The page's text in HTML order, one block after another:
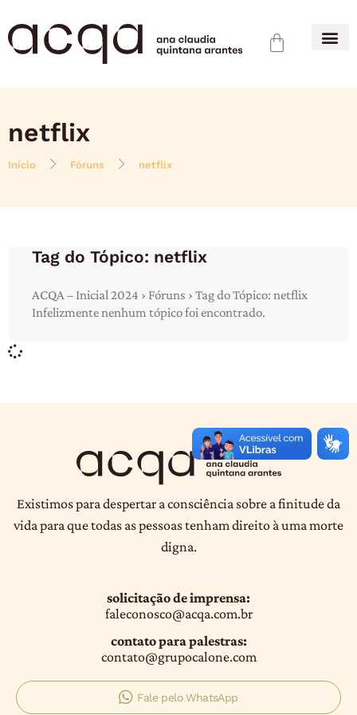
netflix
Início Fóruns netflix
Tag do Tópico: netflix
ACQA – Inicial 2024 › Fóruns › Tag do Tópico: netflix
Infelizmente nenhum tópico foi encontrado.
Existimos para despertar a consciência sobre a finitude da
vida para que todas as pessoas tenham direito à uma morte
digna.
solicitação de imprensa:
faleconosco@acqa.com.br
contato para palestras:
contato@grupocalone.com
Fale pelo WhatsApp